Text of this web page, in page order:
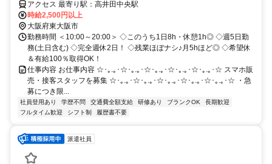
アクセス 最寄り駅：高井田中央駅
時給2,500円以上
大阪府東大阪市
勤務時間 ＜10:00～20:00＞ ◇このうち1日8h・休憩1h◎ ◇週5日勤
務(土日含む) ◇完全週休2日！ ◇残業ほぼナシ♪月5hほど◎ ◇希望休
＆有給100％取得OK！
仕事内容 お仕事内容 ☆･｡.｡･☆･｡.｡･☆･｡.｡･☆･｡.｡･☆･｡.｡･☆ スマホ販
売・接客スタッフを募集 ☆･｡.｡･☆･｡.｡･☆･｡.｡･☆･｡.｡･☆･｡.｡･☆ ・急
募につき限...
社員登用あり 学歴不問 交通費全額支給 研修あり ブランクOK
長期歓迎
フルタイム歓迎
シフト制 履歴書不要
派遣社員